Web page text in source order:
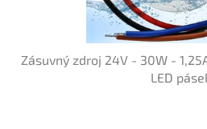
Zásuvný zdroj 24V - 30W -
LED